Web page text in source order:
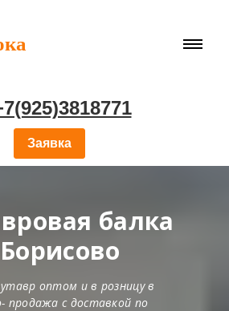
Заявка
балка
оптом и в розницу в
продажа с доставкой по